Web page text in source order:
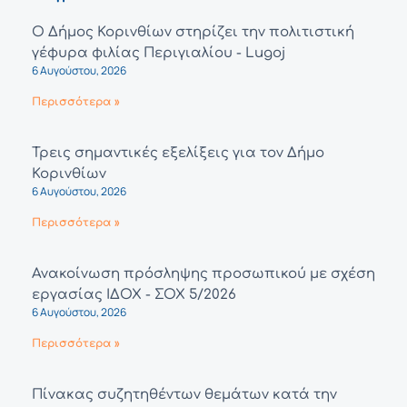
Ο Δήμος Κορινθίων στηρίζει την πολιτιστική
γέφυρα φιλίας Περιγιαλίου - Lugoj
6 Αυγούστου, 2026
Περισσότερα »
Τρεις σημαντικές εξελίξεις για τον Δήμο
Κορινθίων
6 Αυγούστου, 2026
Περισσότερα »
Ανακοίνωση πρόσληψης προσωπικού με σχέση
εργασίας ΙΔΟΧ - ΣΟΧ 5/2026
6 Αυγούστου, 2026
Περισσότερα »
Πίνακας συζητηθέντων θεμάτων κατά την